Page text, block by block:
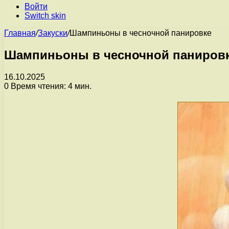
Войти
Switch skin
Главная/Закуски/Шампиньоны в чесночной панировке
Шампиньоны в чесночной
16.10.2025
0 Время чтения: 4 мин.